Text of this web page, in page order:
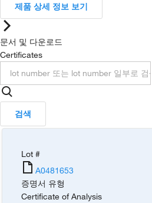
제품 상세 정보 보기
문서 및 다운로드
Certificates
검색
Lot #
A0481653
증명서 유형
Certificate of Analysis